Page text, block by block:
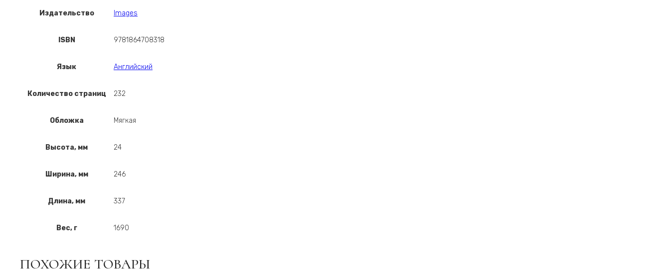
Издательство Images
ISBN 9781864708318
Язык Английский
Количество страниц 232
Обложка Мягкая
Высота, мм 24
Ширина, мм 246
Длина, мм 337
Вес, г 1690
ПОХОЖИЕ ТОВАРЫ